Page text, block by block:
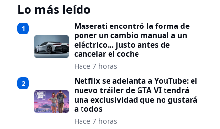
Lo más leído
1
Maserati encontró la forma de
poner un cambio manual a un
eléctrico… justo antes de
cancelar el coche
Hace 7 horas
2
Netflix se adelanta a YouTube: el
nuevo tráiler de GTA VI tendrá
una exclusividad que no gustará
a todos
Hace 7 horas